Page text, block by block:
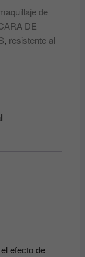
de
DE
, resistente al
efecto de